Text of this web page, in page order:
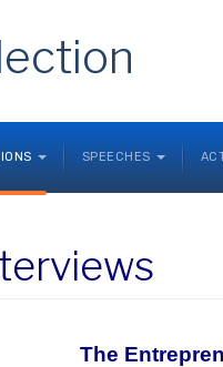
SPEECHES
The